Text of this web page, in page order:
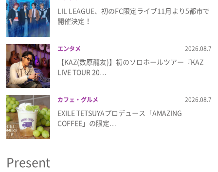
Emoメン
ランキング
Emo!miuとは？
免責事項
プライバシーポリシー
利用規約
LIL LEAGUE、初のFC限定ライブ11月より5都市で
開催決定！
エンタメ 2026.08.7
【KAZ(数原龍友)】初のソロホールツアー『KAZ
LIVE TOUR 20…
カフェ・グルメ 2026.08.7
EXILE TETSUYAプロデュース「AMAZING
COFFEE」の限定…
Present